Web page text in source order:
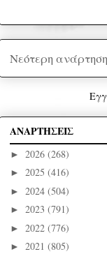
Νεότερη ανάρτηση
ΑΝΑΡΤΗΣΕΙΣ
► 2026 (268)
► 2025 (416)
► 2024 (504)
► 2023 (791)
► 2022 (776)
► 2021 (805)